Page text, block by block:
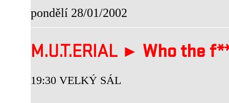
pondělí 28/01/2002
M.U.T.ERIAL ► Who the
19:30 VELKÝ SÁL